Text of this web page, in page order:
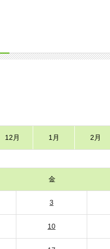
12月 1月 2月
金
3
10